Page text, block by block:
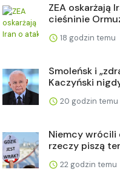
ZEA oskarżają
cieśninie
18 godzin temu
Smoleńsk i
Kaczyński
20 godzin temu
Niemcy wrócili
rzeczy piszą
22 godzin temu